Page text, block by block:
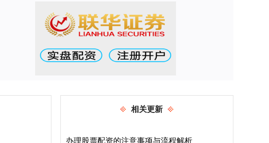
相关更新
办理股票配资的注意事项与流程解析